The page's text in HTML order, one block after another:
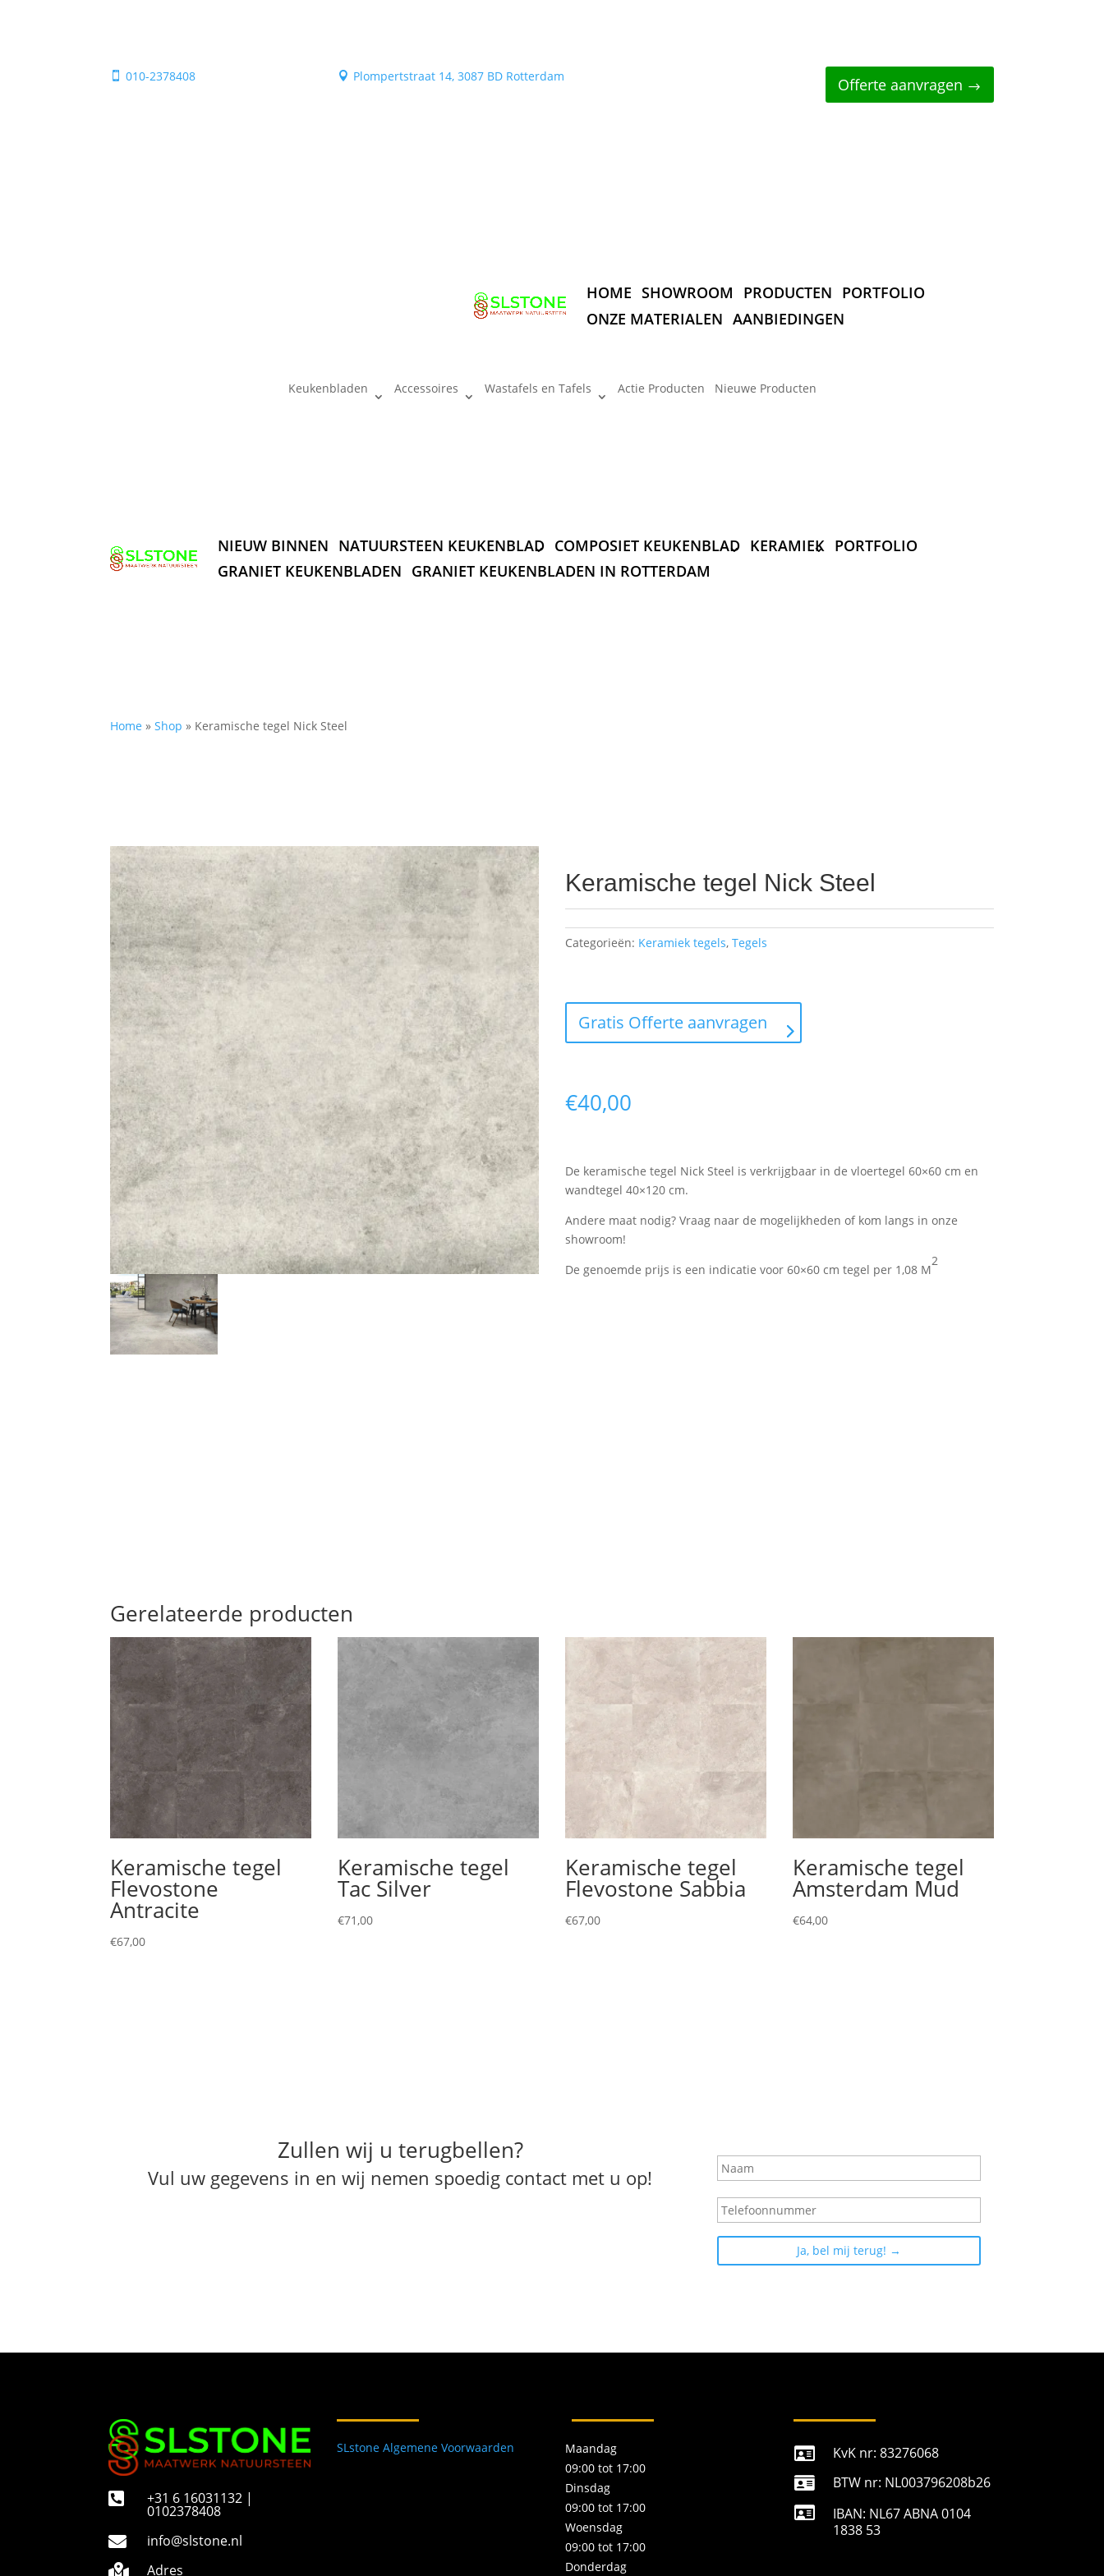
 010-2378408  Plompertstraat 14, 3087 BD Rotterdam Offerte aanvragen
HOME SHOWROOM PRODUCTEN PORTFOLIO
ONZE MATERIALEN AANBIEDINGEN
Keukenbladen Accessoires Wastafels en Tafels Actie Producten Nieuwe Producten
NIEUW BINNEN NATUURSTEEN KEUKENBLAD COMPOSIET KEUKENBLAD KERAMIEK PORTFOLIO
GRANIET KEUKENBLADEN GRANIET KEUKENBLADEN IN ROTTERDAM
Home »Shop » Keramische tegel Nick Steel
Keramische tegel Nick Steel
Categorieën: Keramiek tegels,Tegels
Gratis Offerte aanvragen
€40,00
De keramische tegel Nick Steel is verkrijgbaar in de vloertegel 60×60 cm en
wandtegel 40×120 cm.
Andere maat nodig? Vraag naar de mogelijkheden of kom langs in onze
showroom!
De genoemde prijs is een indicatie voor 60×60 cm tegel per 1,08 M
2
Gerelateerde producten
Keramische tegel
Flevostone
Antracite
€67,00
Keramische tegel
Tac Silver
€71,00
Keramische tegel
Flevostone Sabbia
€67,00
Keramische tegel
Amsterdam Mud
€64,00
Zullen wij u terugbellen?
Vul uw gegevens in en wij nemen spoedig contact met u op!
N
a
a
m
T
e
l
e
o
m
 +31 6 16031132 |
0102378408

info@slstone.nl

Adres
SLstone Algemene Voorwaarden
Maandag
09:00 tot 17:00
Dinsdag
09:00 tot 17:00
Woensdag
09:00 tot 17:00
Donderdag

KvK nr: 83276068

BTW nr: NL003796208b26

IBAN: NL67 ABNA 0104
1838 53